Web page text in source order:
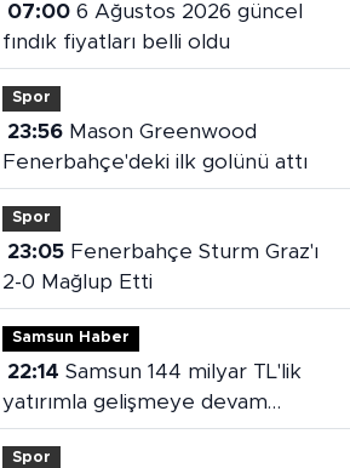
07:006 Ağustos 2026 güncel
fındık fiyatları belli oldu
Spor
23:56Mason Greenwood
Fenerbahçe'deki ilk golünü attı
Spor
23:05Fenerbahçe Sturm Graz'ı
2-0 Mağlup Etti
Samsun Haber
22:14
yatırımla gelişmeye devam
ediyor
Spor